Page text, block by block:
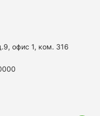
офис 1, ком. 316